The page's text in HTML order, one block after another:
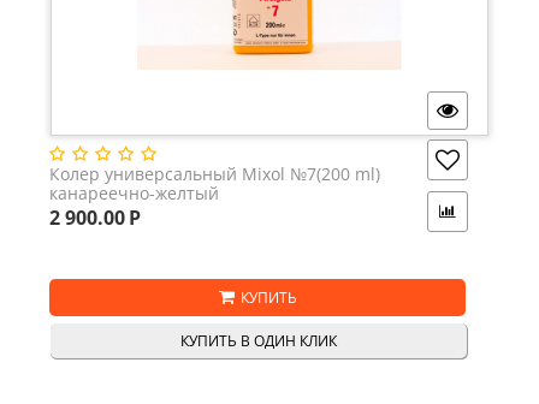
Колер универсальный Mixol №7(200 ml)
канареечно-желтый
2 900.00Р
КУПИТЬ
КУПИТЬ В ОДИН КЛИК